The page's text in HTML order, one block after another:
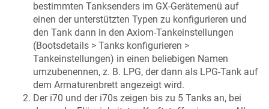
bestimmten Tanksenders im GX-Gerätemenü auf
einen der unterstützten Typen zu konfigurieren und
den Tank dann in den Axiom-Tankeinstellungen
(Bootsdetails > Tanks konfigurieren >
Tankeinstellungen) in einen beliebigen Namen
umzubenennen, z. B. LPG, der dann als LPG-Tank auf
dem Armaturenbrett angezeigt wird.
Der i70 und der i70s zeigen bis zu 5 Tanks an, bei